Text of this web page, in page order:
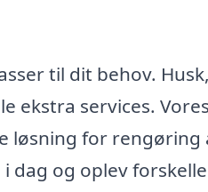
til dit behov.
ekstra services.
løsning for rengøring
dag og oplev